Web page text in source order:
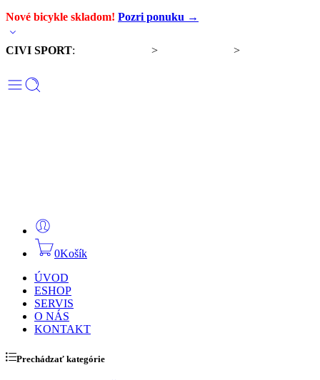
Nové bicykle skladom! Pozri ponuku →
CIVI SPORT: > >
0Košík
ÚVOD
ESHOP
SERVIS
O NÁS
KONTAKT
Prechádzať kategórie